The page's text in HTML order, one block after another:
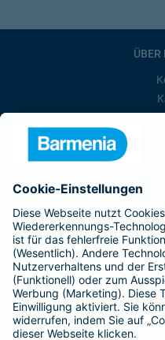
Barmenia ist Teil
Kranken-